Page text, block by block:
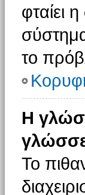
φταίει
το
Η
Το